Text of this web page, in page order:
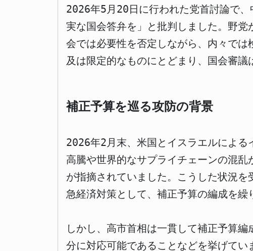
2026年5月20日に行われた党首討論で
実な国会答弁を」と批判しました。野
会では必要性を否定しながら、内々で
及は限定的なものにとどまり、国会審議
補正予算を巡る攻防の背景
2026年2月末、米国とイスラエルによ
高騰や世界的なサプライチェーンの混
が指摘されていました。こうした状況
急経済対策として、補正予算の編成を繰
しかし、高市首相は一貫して補正予算
分に対応可能であることなどを挙げて